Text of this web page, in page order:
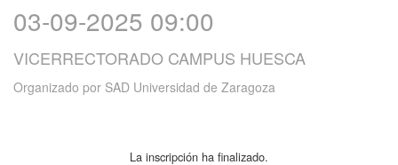
03-09-2025 09:00
VICERRECTORADO CAMPUS HUESCA
Organizado por SAD Universidad de Zaragoza
La inscripción ha finalizado.